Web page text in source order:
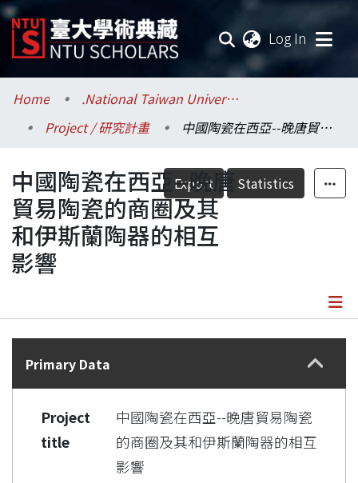
Log In
Communities & Collections
Research Outputs
Fundings & Projects
Researchers
Organizations
Home
.National Taiwan University / 國立臺灣大學
Project / 研究計畫
中國陶瓷在西亞--晚唐貿易陶瓷的商圈及其和伊斯蘭陶器的相互影響
Export Statistics
中國陶瓷在西亞--晚唐
貿易陶瓷的商圈及其
和伊斯蘭陶器的相互
影響
Details
Primary Data
Project
title
中國陶瓷在西亞--晚唐貿易陶瓷
的商圈及其和伊斯蘭陶器的相互
影響